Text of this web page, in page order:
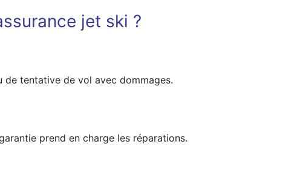
jet ski ?
de tentative de vol avec dommages.
prend en charge les réparations.